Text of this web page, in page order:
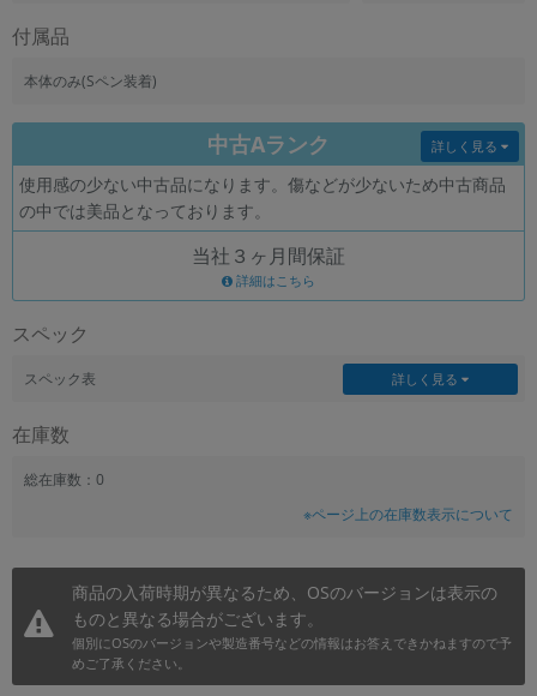
付属品
本体のみ(Sペン装着)
中古Aランク
使用感の少ない中古品になります。傷などが少ないため中古商品
の中では美品となっております。
詳しく見る
当社３ヶ月間保証
詳細はこちら
スペック
スペック表 詳しく見る
在庫数
総在庫数：0
※ページ上の在庫数表示について
商品の入荷時期が異なるため、OSのバージョンは表示の
ものと異なる場合がございます。
個別にOSのバージョンや製造番号などの情報はお答えできかねますので予
めご了承ください。
商品状態の絞り込み
CPUの絞り込み
OS
メモリ
円 ～ 円